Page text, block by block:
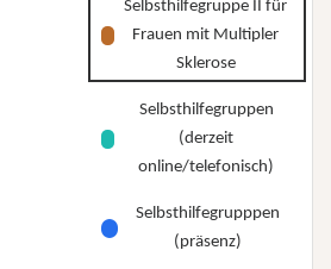
Selbsthilfegruppe II für
Frauen mit Multipler
Sklerose
Selbsthilfegruppen
(derzeit
online/telefonisch)
Selbsthilfegrupppen
(präsenz)